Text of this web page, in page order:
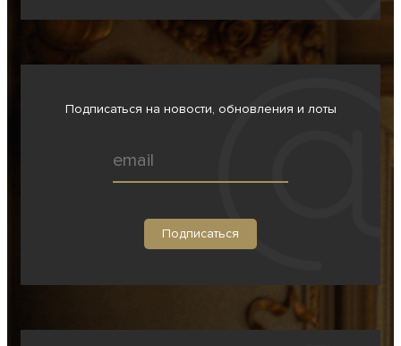
Подписаться на новости, обновления и лоты